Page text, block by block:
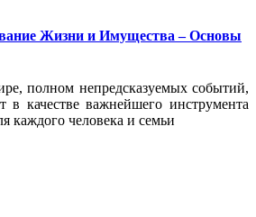
Жизни и Имущества – Основы
полном непредсказуемых событий,
в качестве важнейшего инструмента
каждого человека и семьи